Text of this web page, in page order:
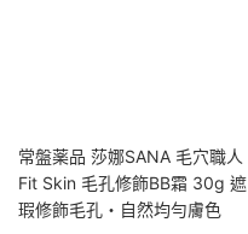
常盤薬品 莎娜SANA 毛穴職人
Fit Skin 毛孔修飾BB霜 30g 遮
瑕修飾毛孔・自然均勻膚色